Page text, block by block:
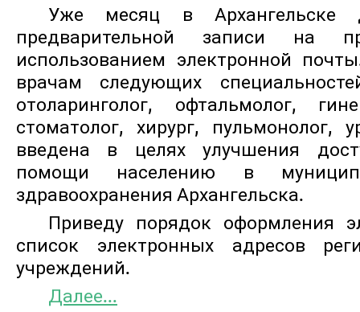
Уже месяц в Архангельске
предварительной записи
использованием электронной
врачам следующих
отоларинголог, офтальмолог,
стоматолог, хирург, пульмонолог,
введена в целях улучшения
помощи населению в
здравоохранения Архангельска.
Приведу порядок оформления
список электронных адресов
учреждений.
Далее...